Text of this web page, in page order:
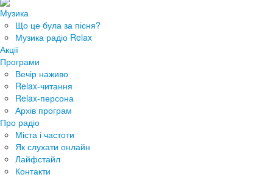
Музика
Що це була за пісня?
Музика радіо Relax
Акції
Програми
Вечір наживо
Relax-читання
Relax-персона
Архів програм
Про радіо
Міста і частоти
Як слухати онлайн
Лайфстайл
Контакти